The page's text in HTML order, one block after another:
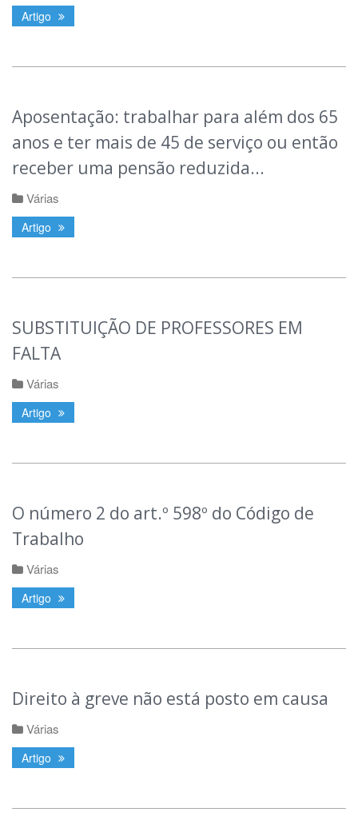
Artigo
Aposentação: trabalhar para além dos 65
anos e ter mais de 45 de serviço ou então
receber uma pensão reduzida...
Várias
Artigo
SUBSTITUIÇÃO DE PROFESSORES EM
FALTA
Várias
Artigo
O número 2 do art.º 598º do Código de
Trabalho
Várias
Artigo
Direito à greve não está posto em causa
Várias
Artigo